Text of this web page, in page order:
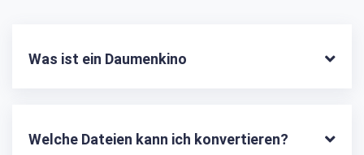
Was ist ein Daumenkino
Welche Dateien kann ich konvertieren?